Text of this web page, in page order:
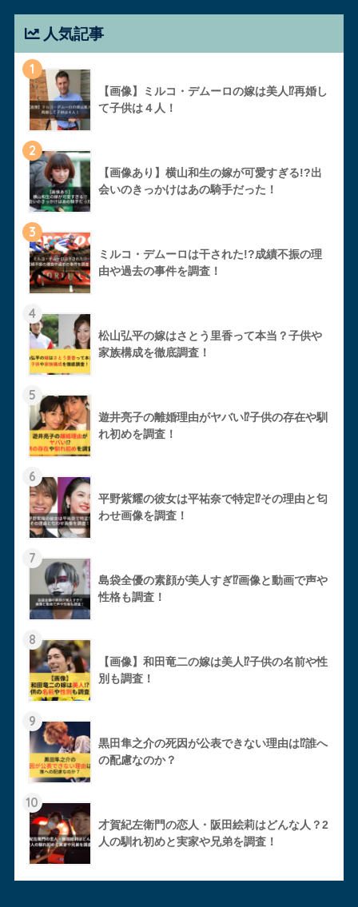
人気記事
1
【画像】ミルコ・デムーロの嫁は美人⁉︎再婚し
て子供は４人！
2
【画像あり】横山和生の嫁が可愛すぎる!?出
会いのきっかけはあの騎手だった！
3
ミルコ・デムーロは干された!?成績不振の理
由や過去の事件を調査！
4
松山弘平の嫁はさとう里香って本当？子供や
家族構成を徹底調査！
5
遊井亮子の離婚理由がヤバい⁉︎子供の存在や馴
れ初めを調査！
6
平野紫耀の彼女は平祐奈で特定⁉︎その理由と匂
わせ画像を調査！
7
島袋全優の素顔が美人すぎ⁉︎画像と動画で声や
性格も調査！
8
【画像】和田竜二の嫁は美人⁉︎子供の名前や性
別も調査！
9
黒田隼之介の死因が公表できない理由は⁉︎誰へ
の配慮なのか？
10
才賀紀左衛門の恋人・阪田絵莉はどんな人？2
人の馴れ初めと実家や兄弟を調査！